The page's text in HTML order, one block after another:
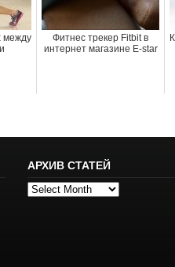
между
Фитнес трекер Fitbit в
интернет магазине E-star
АРХИВ СТАТЕЙ
Архив